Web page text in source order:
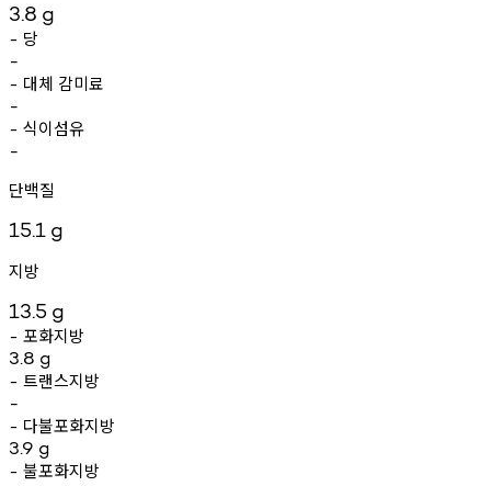
3.8 g
- 당
-
- 대체 감미료
-
- 식이섬유
-
단백질
15.1 g
지방
13.5 g
- 포화지방
3.8 g
- 트랜스지방
-
- 다불포화지방
3.9 g
- 불포화지방